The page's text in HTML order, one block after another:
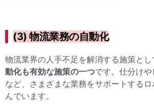
(3) 物流業務の自動化
物流業界の人手不足を解消する施策とし
動化も有効な施策の一つです。仕分け
など、さまざまな業務をサポートする
んでいます。